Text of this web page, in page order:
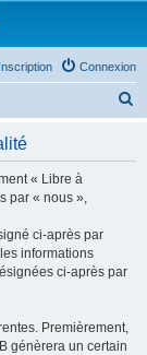
Connexion
Inscription
« Libre à
par « nous »,
ci-après par
informations
ci-après par
Premièrement,
génèrera un certain